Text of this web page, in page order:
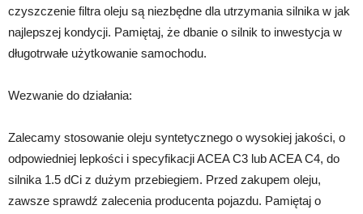
czyszczenie filtra oleju są niezbędne dla utrzymania silnika w jak
najlepszej kondycji. Pamiętaj, że dbanie o silnik to inwestycja w
długotrwałe użytkowanie samochodu.
Wezwanie do działania:
Zalecamy stosowanie oleju syntetycznego o wysokiej jakości, o
odpowiedniej lepkości i specyfikacji ACEA C3 lub ACEA C4, do
silnika 1.5 dCi z dużym przebiegiem. Przed zakupem oleju,
zawsze sprawdź zalecenia producenta pojazdu. Pamiętaj o